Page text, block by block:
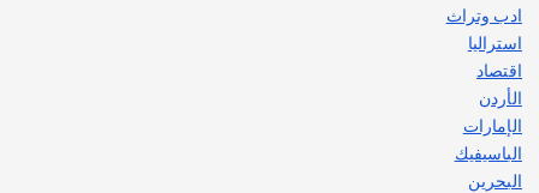
ادب وتراث
استراليا
اقتصاد
الأردن
الإمارات
الباسيفيك
البحرين